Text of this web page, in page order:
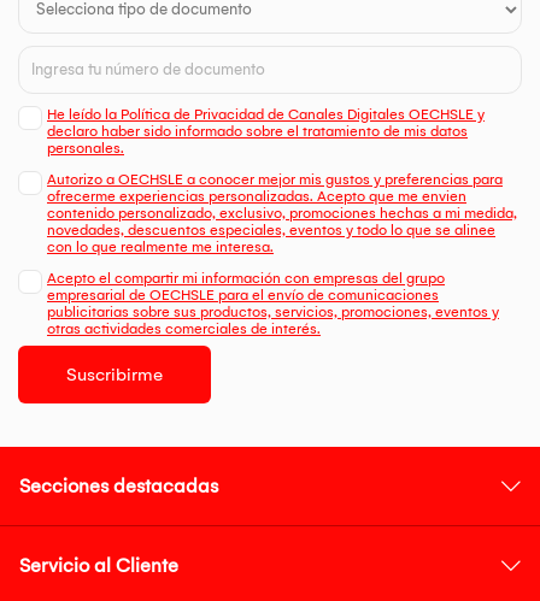
He leído la Política de Privacidad de Canales Digitales OECHSLE y
declaro haber sido informado sobre el tratamiento de mis datos
personales.
Autorizo a OECHSLE a conocer mejor mis gustos y preferencias para
ofrecerme experiencias personalizadas. Acepto que me envien
contenido personalizado, exclusivo, promociones hechas a mi medida,
novedades, descuentos especiales, eventos y todo lo que se alinee
con lo que realmente me interesa.
Acepto el compartir mi información con empresas del grupo
empresarial de OECHSLE para el envío de comunicaciones
publicitarias sobre sus productos, servicios, promociones, eventos y
otras actividades comerciales de interés.
Suscribirme
Secciones destacadas
Servicio al Cliente